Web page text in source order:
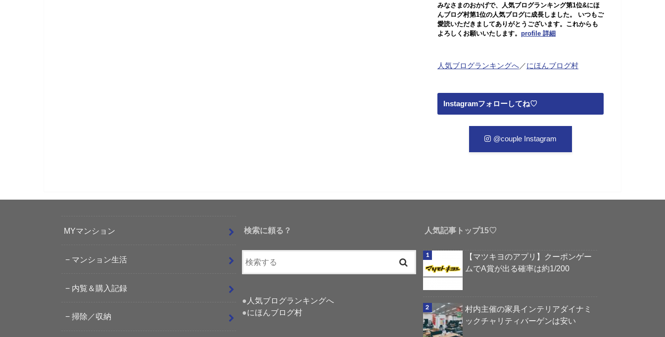
みなさまのおかげで、人気ブログランキング第1位&にほ
んブログ村第1位の人気ブログに成長しました。 いつもご
愛読いただきましてありがとうございます。これからも
よろしくお願いいたします。 profile 詳細
人気ブログランキングへ／にほんブログ村
Instagramフォローしてね♡
@couple Instagram
MYマンション
マンション生活
内覧＆購入記録
掃除／収納
検索に頼る？
● 人気ブログランキングへ
●にほんブログ村
人気記事トップ15♡
【マツキヨのアプリ】クーポンゲー
ムでA賞が出る確率は約1/200
村内主催の家具インテリアダイナミ
ックチャリティバーゲンは安い